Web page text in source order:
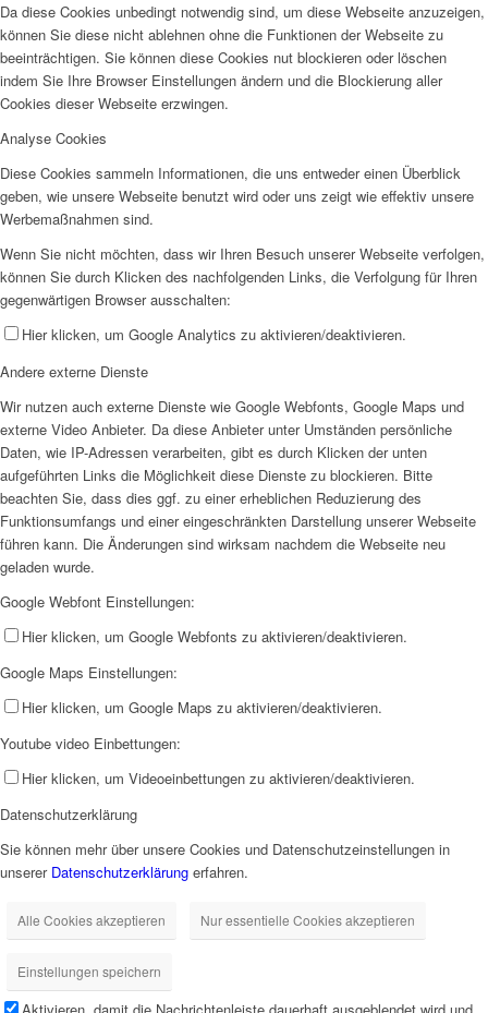
Da diese Cookies unbedingt notwendig sind, um diese Webseite anzuzeigen,
können Sie diese nicht ablehnen ohne die Funktionen der Webseite zu
beeinträchtigen. Sie können diese Cookies nut blockieren oder löschen
indem Sie Ihre Browser Einstellungen ändern und die Blockierung aller
Cookies dieser Webseite erzwingen.
Analyse Cookies
Diese Cookies sammeln Informationen, die uns entweder einen Überblick
geben, wie unsere Webseite benutzt wird oder uns zeigt wie effektiv unsere
Werbemaßnahmen sind.
Wenn Sie nicht möchten, dass wir Ihren Besuch unserer Webseite verfolgen,
können Sie durch Klicken des nachfolgenden Links, die Verfolgung für Ihren
gegenwärtigen Browser ausschalten:
Hier klicken, um Google Analytics zu aktivieren/deaktivieren.
Andere externe Dienste
Wir nutzen auch externe Dienste wie Google Webfonts, Google Maps und
externe Video Anbieter. Da diese Anbieter unter Umständen persönliche
Daten, wie IP-Adressen verarbeiten, gibt es durch Klicken der unten
aufgeführten Links die Möglichkeit diese Dienste zu blockieren. Bitte
beachten Sie, dass dies ggf. zu einer erheblichen Reduzierung des
Funktionsumfangs und einer eingeschränkten Darstellung unserer Webseite
führen kann. Die Änderungen sind wirksam nachdem die Webseite neu
geladen wurde.
Google Webfont Einstellungen:
Hier klicken, um Google Webfonts zu aktivieren/deaktivieren.
Google Maps Einstellungen:
Hier klicken, um Google Maps zu aktivieren/deaktivieren.
Youtube video Einbettungen:
Hier klicken, um Videoeinbettungen zu aktivieren/deaktivieren.
Datenschutzerklärung
Sie können mehr über unsere Cookies und Datenschutzeinstellungen in
unserer Datenschutzerklärung erfahren.
Alle Cookies akzeptieren Nur essentielle Cookies akzeptieren
Einstellungen speichern